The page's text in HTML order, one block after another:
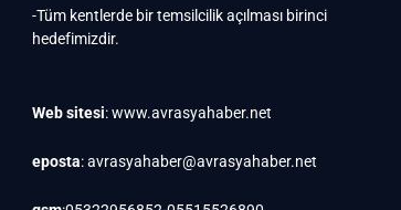
-Tüm kentlerde bir temsilcilik açılması birinci
hedefimizdir.
Web sitesi: www.avrasyahaber.net
eposta: avrasyahaber@avrasyahaber.net